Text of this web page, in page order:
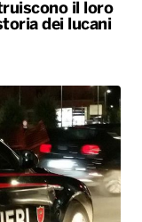
il loro
dei lucani